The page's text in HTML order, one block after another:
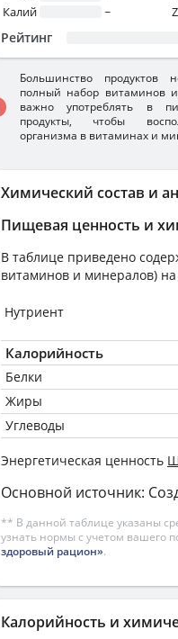
Химический состав и
Пищевая ценность и
В таблице приведено
витаминов и минералов) на
Нутриент
Калорийность
Белки
Жиры
Углеводы
Энергетическая ценность
Основной источник:
** В данной таблице указаны
узнать нормы с учетом вашего
здоровый рацион».
Калий
~
Рейтинг
Большинство продуктов
полный набор витаминов
важно употреблять в
продукты, чтобы
организма в витаминах и
Калорийность и